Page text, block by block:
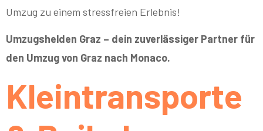
Umzug zu einem stressfreien Erlebnis!
Umzugshelden Graz – dein zuverlässiger Partner für
den Umzug von Graz nach Monaco.
Kleintransporte